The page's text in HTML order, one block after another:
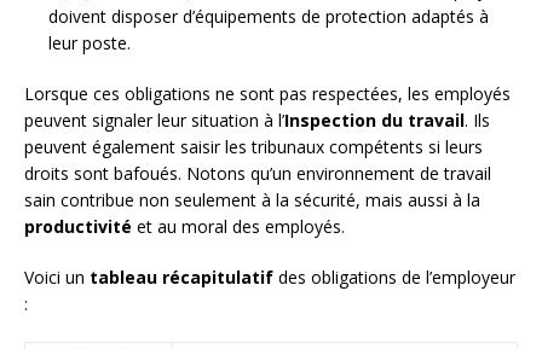
doivent disposer d’équipements de protection adaptés à
leur poste.
Lorsque ces obligations ne sont pas respectées, les employés
peuvent signaler leur situation à l’Inspection du travail. Ils
peuvent également saisir les tribunaux compétents si leurs
droits sont bafoués. Notons qu’un environnement de travail
sain contribue non seulement à la sécurité, mais aussi à la
productivité et au moral des employés.
Voici un tableau récapitulatif des obligations de l’employeur
: